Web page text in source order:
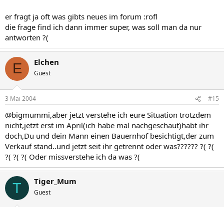
er fragt ja oft was gibts neues im forum :rofl
die frage find ich dann immer super, was soll man da nur
antworten ?(
E Elchen
Guest
3 Mai 2004 #15
@bigmummi,aber jetzt verstehe ich eure Situation trotzdem
nicht,jetzt erst im April(ich habe mal nachgeschaut)habt ihr
doch,Du und dein Mann einen Bauernhof besichtigt,der zum
Verkauf stand..und jetzt seit ihr getrennt oder was?????? ?( ?(
?( ?( ?( Oder missverstehe ich da was ?(
T Tiger_Mum
Guest